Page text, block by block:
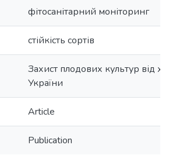
фітосанітарний моніторинг
стійкість сортів
Захист плодових культур від
України
Article
Publication